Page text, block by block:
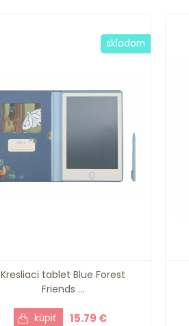
Kresliaci tablet Blue Forest
Friends ...
15.79 €
skladom